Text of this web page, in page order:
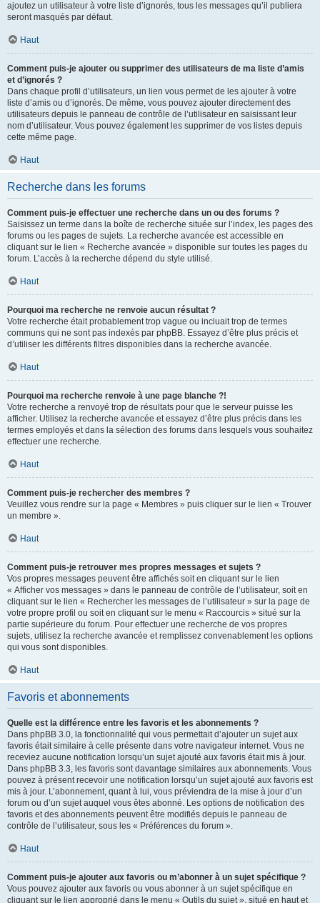
ajoutez un utilisateur à votre liste d’ignorés, tous les messages qu’il publiera
seront masqués par défaut.
Haut
Comment puis-je ajouter ou supprimer des utilisateurs de ma liste d’amis
et d’ignorés ?
Dans chaque profil d’utilisateurs, un lien vous permet de les ajouter à votre
liste d’amis ou d’ignorés. De même, vous pouvez ajouter directement des
utilisateurs depuis le panneau de contrôle de l’utilisateur en saisissant leur
nom d’utilisateur. Vous pouvez également les supprimer de vos listes depuis
cette même page.
Haut
Recherche dans les forums
Comment puis-je effectuer une recherche dans un ou des forums ?
Saisissez un terme dans la boîte de recherche située sur l’index, les pages des
forums ou les pages de sujets. La recherche avancée est accessible en
cliquant sur le lien « Recherche avancée » disponible sur toutes les pages du
forum. L’accès à la recherche dépend du style utilisé.
Haut
Pourquoi ma recherche ne renvoie aucun résultat ?
Votre recherche était probablement trop vague ou incluait trop de termes
communs qui ne sont pas indexés par phpBB. Essayez d’être plus précis et
d’utiliser les différents filtres disponibles dans la recherche avancée.
Haut
Pourquoi ma recherche renvoie à une page blanche ?!
Votre recherche a renvoyé trop de résultats pour que le serveur puisse les
afficher. Utilisez la recherche avancée et essayez d’être plus précis dans les
termes employés et dans la sélection des forums dans lesquels vous souhaitez
effectuer une recherche.
Haut
Comment puis-je rechercher des membres ?
Veuillez vous rendre sur la page « Membres » puis cliquer sur le lien « Trouver
un membre ».
Haut
Comment puis-je retrouver mes propres messages et sujets ?
Vos propres messages peuvent être affichés soit en cliquant sur le lien
« Afficher vos messages » dans le panneau de contrôle de l’utilisateur, soit en
cliquant sur le lien « Rechercher les messages de l’utilisateur » sur la page de
votre propre profil ou soit en cliquant sur le menu « Raccourcis » situé sur la
partie supérieure du forum. Pour effectuer une recherche de vos propres
sujets, utilisez la recherche avancée et remplissez convenablement les options
qui vous sont disponibles.
Haut
Favoris et abonnements
Quelle est la différence entre les favoris et les abonnements ?
Dans phpBB 3.0, la fonctionnalité qui vous permettait d’ajouter un sujet aux
favoris était similaire à celle présente dans votre navigateur internet. Vous ne
receviez aucune notification lorsqu’un sujet ajouté aux favoris était mis à jour.
Dans phpBB 3.3, les favoris sont davantage similaires aux abonnements. Vous
pouvez à présent recevoir une notification lorsqu’un sujet ajouté aux favoris est
mis à jour. L’abonnement, quant à lui, vous préviendra de la mise à jour d’un
forum ou d’un sujet auquel vous êtes abonné. Les options de notification des
favoris et des abonnements peuvent être modifiés depuis le panneau de
contrôle de l’utilisateur, sous les « Préférences du forum ».
Haut
Comment puis-je ajouter aux favoris ou m’abonner à un sujet spécifique ?
Vous pouvez ajouter aux favoris ou vous abonner à un sujet spécifique en
cliquant sur le lien approprié dans le menu « Outils du sujet », situé en haut et